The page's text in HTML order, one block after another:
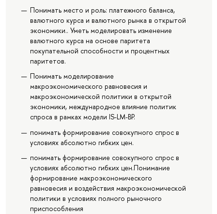
Понимать место и роль: платежного баланса,
валютного курса и валютного рынка в открытой
экономики.. Уметь моделировать изменение
валютного курса на основе паритета
покупательной способности и процентных
паритетов.
Понимать моделирование
макроэкономического равновесия и
макроэкономической политики в открытой
экономики, международное влияние политик
спроса в рамках модели IS-LM-BP.
понимать формирование совокупного спрос в
условиях абсолютно гибких цен.
понимать формирование совокупного спрос в
условиях абсолютно гибких цен.Понимание
формирование макроэкономического
равновесия и воздействия макроэкономической
политики в условиях полного рыночного
приспособления